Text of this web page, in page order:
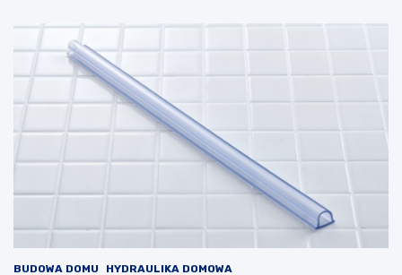
BUDOWA DOMU HYDRAULIKA DOMOWA